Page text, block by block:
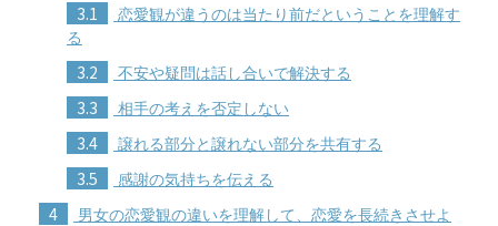
3.1
恋愛観が違うのは当たり前だということを理解す
る
3.2 不安や疑問は話し合いで解決する
3.3 相手の考えを否定しない
3.4 譲れる部分と譲れない部分を共有する
3.5 感謝の気持ちを伝える
4
男女の恋愛観の違いを理解して、恋愛を長続きさせよ